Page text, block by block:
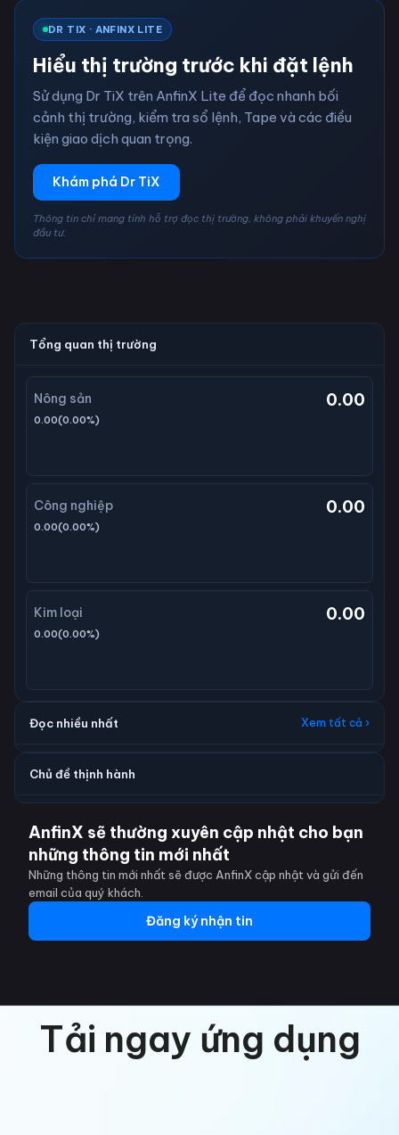
DR TIX · ANFINX LITE
Hiểu thị trường trước khi đặt lệnh
Sử dụng Dr TiX trên AnfinX Lite để đọc nhanh bối
cảnh thị trường, kiểm tra sổ lệnh, Tape và các điều
kiện giao dịch quan trọng.
Khám phá Dr TiX
Thông tin chỉ mang tính hỗ trợ đọc thị trường, không phải khuyến nghị
đầu tư.
Tổng quan thị trường
Nông sản 0.00
0.00(0.00%)
Công nghiệp 0.00
0.00(0.00%)
Kim loại 0.00
0.00(0.00%)
Đọc nhiều nhất Xem tất cả ›
Chủ đề thịnh hành
AnfinX sẽ thường xuyên cập nhật cho bạn
những thông tin mới nhất
Những thông tin mới nhất sẽ được AnfinX cập nhật và gửi đến
email của quý khách.
Đăng ký nhận tin
Tải ngay ứng dụng